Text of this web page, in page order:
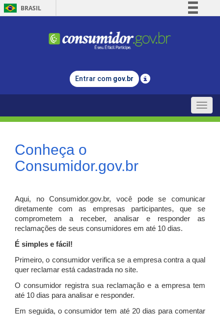
BRASIL
Comunica BR
Legislação
Entrar com gov.br
Toggle
Conheça o
Consumidor.gov.br
Aqui, no Consumidor.gov.br, você pode se comunicar
diretamente com as empresas participantes, que se
comprometem a receber, analisar e responder as
reclamações de seus consumidores em até 10 dias.
É simples e fácil!
Primeiro, o consumidor verifica se a empresa contra a qual
quer reclamar está cadastrada no site.
O consumidor registra sua reclamação e a empresa tem
até 10 dias para analisar e responder.
Em seguida, o consumidor tem até 20 dias para comentar